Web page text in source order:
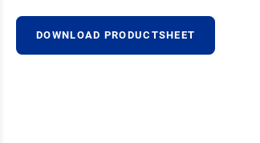
DOWNLOAD PRODUCTSHEET